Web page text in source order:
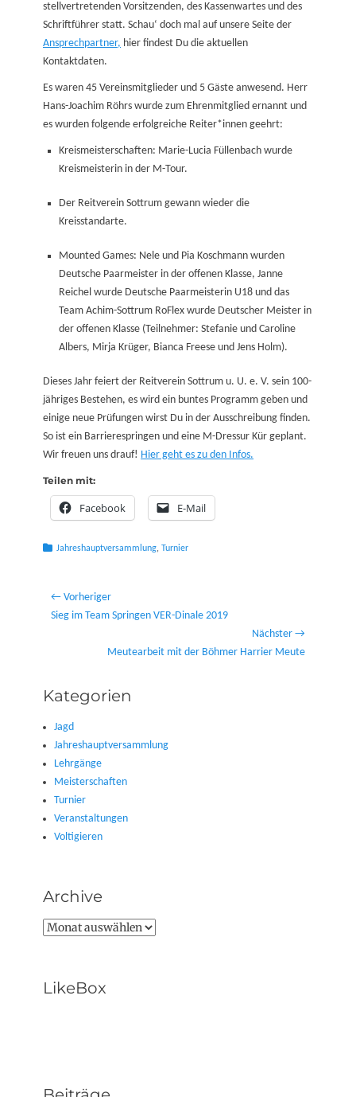
stellvertretenden Vorsitzenden, des Kassenwartes und des
Schriftführer statt. Schau‘ doch mal auf unsere Seite der
Ansprechpartner, hier findest Du die aktuellen
Kontaktdaten.
Es waren 45 Vereinsmitglieder und 5 Gäste anwesend. Herr
Hans-Joachim Röhrs wurde zum Ehrenmitglied ernannt und
es wurden folgende erfolgreiche Reiter*innen geehrt:
Kreismeisterschaften: Marie-Lucia Füllenbach wurde
Kreismeisterin in der M-Tour.
Der Reitverein Sottrum gewann wieder die
Kreisstandarte.
Mounted Games: Nele und Pia Koschmann wurden
Deutsche Paarmeister in der offenen Klasse, Janne
Reichel wurde Deutsche Paarmeisterin U18 und das
Team Achim-Sottrum RoFlex wurde Deutscher Meister in
der offenen Klasse (Teilnehmer: Stefanie und Caroline
Albers, Mirja Krüger, Bianca Freese und Jens Holm).
Dieses Jahr feiert der Reitverein Sottrum u. U. e. V. sein 100-
jähriges Bestehen, es wird ein buntes Programm geben und
einige neue Prüfungen wirst Du in der Ausschreibung finden.
So ist ein Barrierespringen und eine M-Dressur Kür geplant.
Wir freuen uns drauf! Hier geht es zu den Infos.
Teilen mit:
Facebook E-Mail
Kategorien
Jahreshauptversammlung, Turnier
Beitragsnavigation
← Vorheriger
Vorheriger
Sieg im Team Springen VER-Dinale 2019
Nächster →
Meutearbeit mit der Böhmer Harrier Meute
Kategorien
Jagd
Jahreshauptversammlung
Lehrgänge
Meisterschaften
Turnier
Veranstaltungen
Voltigieren
Archive
Archive
LikeBox